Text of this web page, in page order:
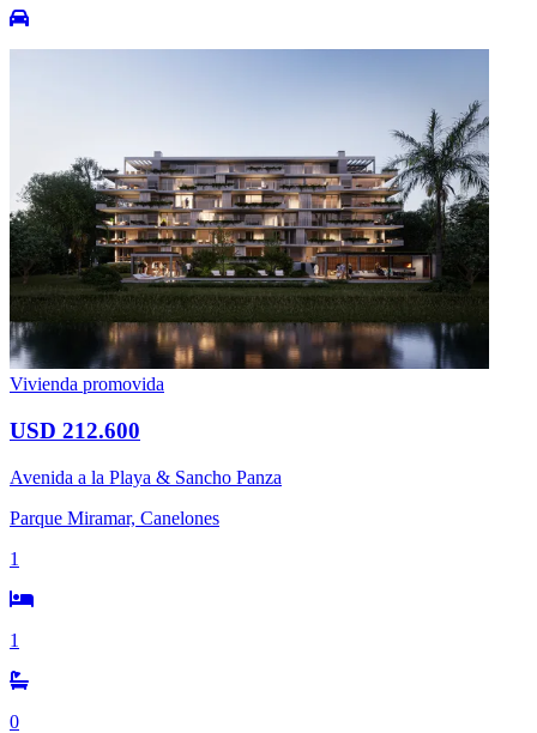
Vivienda promovida
USD 212.600
Avenida a la Playa & Sancho Panza
Parque Miramar, Canelones
1
1
0